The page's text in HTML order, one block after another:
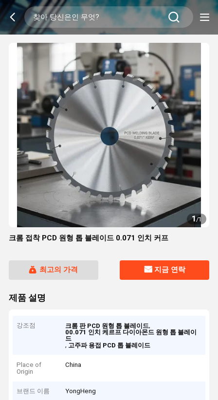
1/1
크롬 접착 PCD 원형 톱 블레이드 0.071 인치 커프
최고의 가격 지금 연락
제품 설명
강조점 크롬 판 PCD 원형 톱 블레이드,
00.071 인치 케르프 다이아몬드 원형 톱 블레이
드
, 고주파 용접 PCD 톱 블레이드
Place of
Origin
China
브랜드 이름 YongHeng